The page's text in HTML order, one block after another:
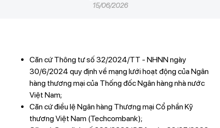
15/06/2026
Căn cứ Thông tư số 32/2024/TT - NHNN ngày
30/6/2024 quy định về mạng lưới hoạt động của Ngân
hàng thương mại của Thống đốc Ngân hàng nhà nước
Việt Nam;
Căn cứ điều lệ Ngân hàng Thương mại Cổ phần Kỹ
thương Việt Nam (Techcombank);